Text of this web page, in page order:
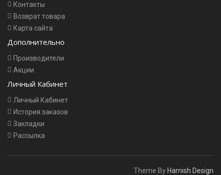
Контакты
Возврат товара
Карта сайта
Дополнительно
Производители
Акции
Личный Кабинет
Личный Кабинет
История заказов
Закладки
Рассылка
Theme By Harnish Design